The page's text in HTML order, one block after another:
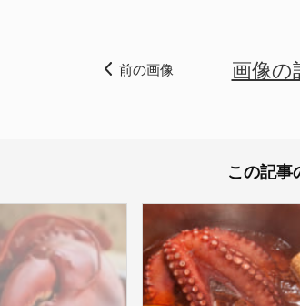
前の画像 画像の
この記事